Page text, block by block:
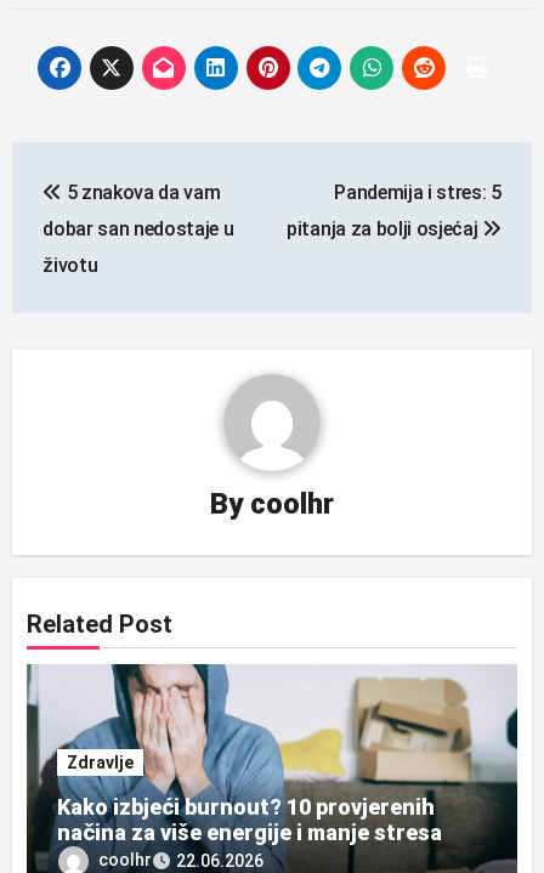
objava
5 znakova da vam
dobar san nedostaje u
životu
Pandemija i stres: 5
pitanja za bolji osjećaj
By coolhr
Related Post
Zdravlje
Kako izbjeći burnout? 10 provjerenih
načina za više energije i manje stresa
coolhr 22.06.2026